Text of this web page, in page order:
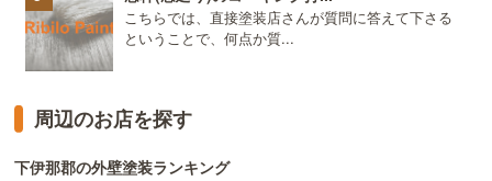
こちらでは、直接塗装店さんが質問に答えて下さる
ということで、何点か質...
周辺のお店を探す
下伊那郡の外壁塗装ランキング